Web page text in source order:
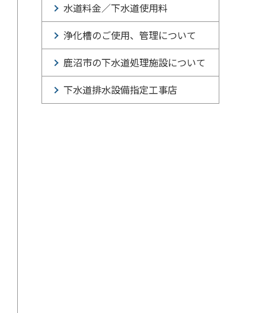
水道料金／下水道使用料
浄化槽のご使用、管理について
鹿沼市の下水道処理施設について
下水道排水設備指定工事店